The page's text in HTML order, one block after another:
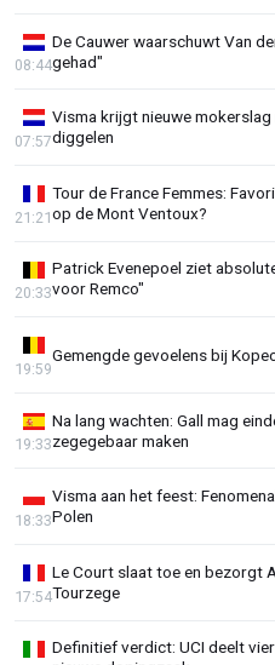
De Cauwer waarschuwt Van
gehad"
08:44
Visma krijgt nieuwe mokerslag
diggelen
07:57
Tour de France Femmes:
op de Mont Ventoux?
21:21
Patrick Evenepoel ziet
voor Remco"
20:33
Gemengde gevoelens bij
19:59
Na lang wachten: Gall mag
zegegebaar maken
19:33
Visma aan het feest:
Polen
18:33
Le Court slaat toe en bezorgt
Tourzege
17:54
Definitief verdict: UCI deelt